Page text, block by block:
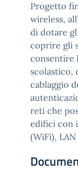
Progetto
wireless,
di dotare
coprire gli
consentire
scolastico,
cablaggio
reti che
edifici con
(WiFi),